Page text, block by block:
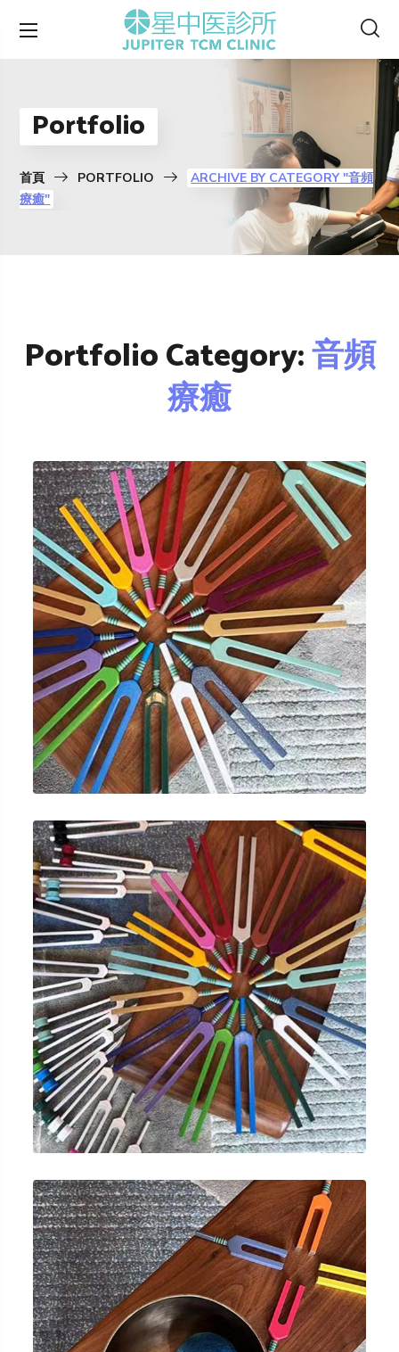
Portfolio
首頁 PORTFOLIO
ARCHIVE BY CATEGORY "⾳頻
療癒"
Portfolio Category:⾳頻
療癒
缺血性中風
⾳頻療癒
突發性失聰
⾳頻療癒